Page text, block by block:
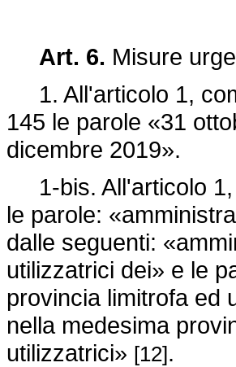
Art. 6. Misure
1. All'articolo 1,
145 le parole «31
dicembre 2019».
1-bis. All'articolo
le parole:
dalle seguenti:
utilizzatrici dei» e le
provincia limitrofa ed
nella medesima
utilizzatrici» [12].